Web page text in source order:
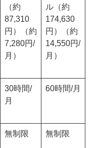
（約
87,310
円）（約
7,280円/
月）
ル（約
174,630
円）（約
14,550円/
月）
30時間/
月
60時間/月
無制限 無制限